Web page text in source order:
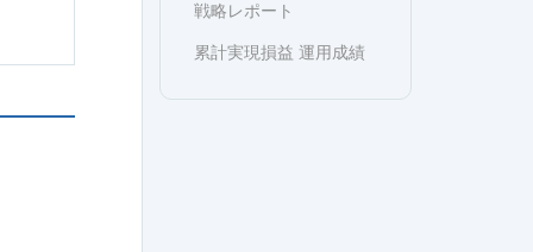
戦略レポート
累計実現損益 運用成績